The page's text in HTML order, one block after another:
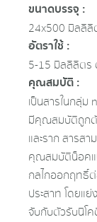
ขนาดบรรจุ :
24x500 มิลลิลิ
อัตราใช้ :
5-15 มิลลิลิตร
คุณสมบัติ :
เป็นสารในกลุ่ม
มีคุณสมบัติถูกตั
และราก สารส
คุณสมบัติน็อคแ
กลไกออกฤทธิ์ต่
ประสาท โดยแ
จับกับตัวรับนิโ